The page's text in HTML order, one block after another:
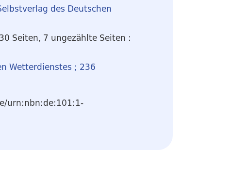
des Deutschen
Seiten, 7 ungezählte Seiten :
Wetterdienstes ; 236
urn:nbn:de:101:1-